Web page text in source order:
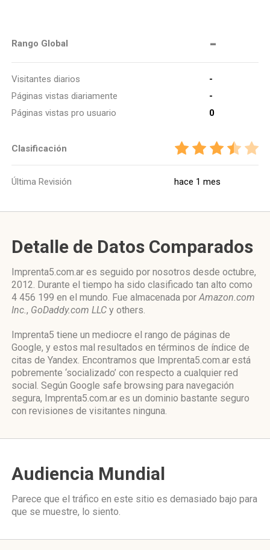
Rango Global -
Visitantes diarios
-
Páginas vistas diariamente
-
Páginas vistas pro usuario
0
Clasificación
Última Revisión hace 1 mes
Detalle de Datos Comparados
Imprenta5.com.ar es seguido por nosotros desde octubre,
2012. Durante el tiempo ha sido clasificado tan alto como
4 456 199 en el mundo. Fue almacenada porAmazon.com
Inc., GoDaddy.com LLC y others.
Imprenta5 tiene un mediocre el rango de páginas de
Google, y estos mal resultados en términos de índice de
citas de Yandex. Encontramos que Imprenta5.com.ar está
pobremente ‘socializado’ con respecto a cualquier red
social. Según Google safe browsing para navegación
segura, Imprenta5.com.ar es un dominio bastante seguro
con revisiones de visitantes ninguna.
Audiencia Mundial
Parece que el tráfico en este sitio es demasiado bajo para
que se muestre, lo siento.